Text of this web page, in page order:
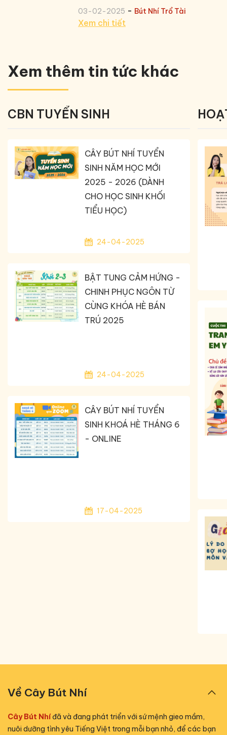
03-02-2025 - Bút Nhí Trổ Tài
Xem chi tiết
Xem thêm tin tức khác
CBN TUYỂN SINH
CÂY BÚT NHÍ TUYỂN
SINH NĂM HỌC MỚI
2025 - 2026 (DÀNH
CHO HỌC SINH KHỐI
TIỂU HỌC)
24-04-2025
BẬT TUNG CẢM HỨNG -
CHINH PHỤC NGÔN TỪ
CÙNG KHÓA HÈ BÁN
TRÚ 2025
24-04-2025
CÂY BÚT NHÍ TUYỂN
SINH KHOÁ HÈ THÁNG 6
- ONLINE
17-04-2025
Về Cây Bút Nhí
Cây Bút Nhíđã và đang phát triển với sứ mệnh gieo mầm,
nuôi dưỡng tình yêu Tiếng Việt trong mỗi bạn nhỏ, để các bạn